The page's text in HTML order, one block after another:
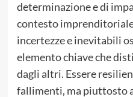
determinazione e di
contesto
incertezze e inevitabili
elemento chiave che
dagli altri. Essere
fallimenti, ma piuttosto